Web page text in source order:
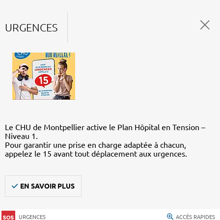
URGENCES
Le CHU de Montpellier active le Plan Hôpital en Tension –
Niveau 1.
Pour garantir une prise en charge adaptée à chacun,
appelez le 15 avant tout déplacement aux urgences.
EN SAVOIR PLUS
URGENCES ACCÈS RAPIDES